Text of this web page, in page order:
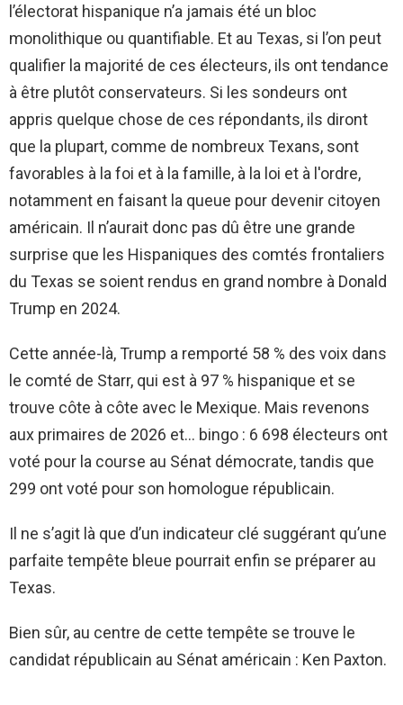
l’électorat hispanique n’a jamais été un bloc
monolithique ou quantifiable. Et au Texas, si l’on peut
qualifier la majorité de ces électeurs, ils ont tendance
à être plutôt conservateurs. Si les sondeurs ont
appris quelque chose de ces répondants, ils diront
que la plupart, comme de nombreux Texans, sont
favorables à la foi et à la famille, à la loi et à l'ordre,
notamment en faisant la queue pour devenir citoyen
américain. Il n’aurait donc pas dû être une grande
surprise que les Hispaniques des comtés frontaliers
du Texas se soient rendus en grand nombre à Donald
Trump en 2024.
Cette année-là, Trump a remporté 58 % des voix dans
le comté de Starr, qui est à 97 % hispanique et se
trouve côte à côte avec le Mexique. Mais revenons
aux primaires de 2026 et… bingo : 6 698 électeurs ont
voté pour la course au Sénat démocrate, tandis que
299 ont voté pour son homologue républicain.
Il ne s’agit là que d’un indicateur clé suggérant qu’une
parfaite tempête bleue pourrait enfin se préparer au
Texas.
Bien sûr, au centre de cette tempête se trouve le
candidat républicain au Sénat américain : Ken Paxton.